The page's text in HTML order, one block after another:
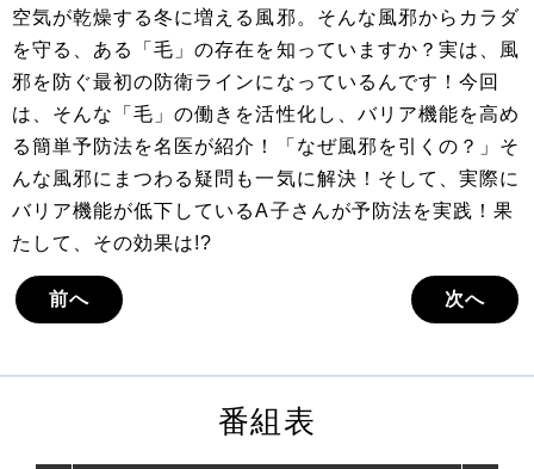
空気が乾燥する冬に増える風邪。そんな風邪からカラダ
を守る、ある「毛」の存在を知っていますか？実は、風
邪を防ぐ最初の防衛ラインになっているんです！今回
は、そんな「毛」の働きを活性化し、バリア機能を高め
る簡単予防法を名医が紹介！「なぜ風邪を引くの？」そ
んな風邪にまつわる疑問も一気に解決！そして、実際に
バリア機能が低下しているA子さんが予防法を実践！果
たして、その効果は!?
前へ 次へ
番組表